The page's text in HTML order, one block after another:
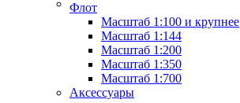
Флот
Масштаб 1:100 и крупнее
Масштаб 1:144
Масштаб 1:200
Масштаб 1:350
Масштаб 1:700
Аксессуары